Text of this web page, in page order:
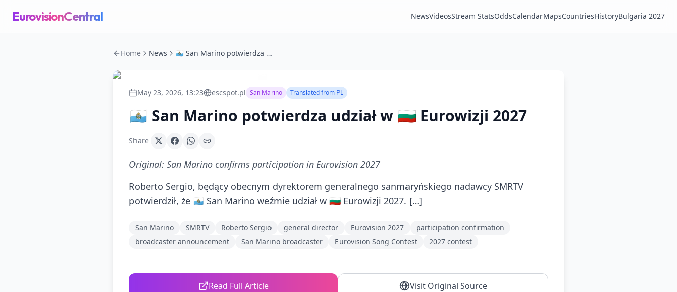
EurovisionCentral NewsVideosStream StatsOddsCalendarMapsCountriesHistoryBulgaria 2027
Home News 🇸🇲 San Marino potwierdza udział w 🇧🇬 Eurowizji 2027
May 23, 2026, 13:23 escspot.pl San Marino Translated from PL
🇸🇲 San Marino potwierdza udział w 🇧🇬 Eurowizji 2027
Share
Original: San Marino confirms participation in Eurovision 2027
Roberto Sergio, będący obecnym dyrektorem generalnego sanmaryńskiego nadawcy SMRTV
potwierdził, że 🇸🇲 San Marino weźmie udział w 🇧🇬 Eurowizji 2027. […]
San Marino SMRTV Roberto Sergio general director Eurovision 2027
participation confirmation
broadcaster announcement
San Marino broadcaster Eurovision Song Contest 2027 contest
Read Full Article Visit Original Source